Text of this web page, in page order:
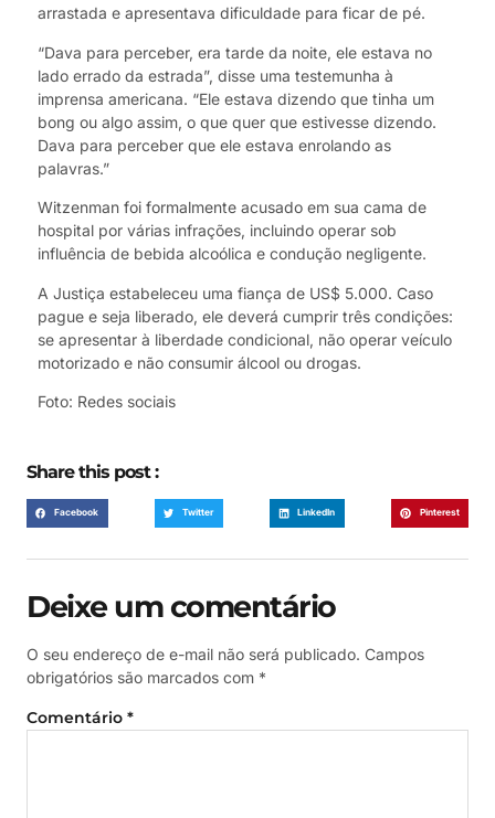
arrastada e apresentava dificuldade para ficar de pé.
“Dava para perceber, era tarde da noite, ele estava no
lado errado da estrada”, disse uma testemunha à
imprensa americana. “Ele estava dizendo que tinha um
bong ou algo assim, o que quer que estivesse dizendo.
Dava para perceber que ele estava enrolando as
palavras.”
Witzenman foi formalmente acusado em sua cama de
hospital por várias infrações, incluindo operar sob
influência de bebida alcoólica e condução negligente.
A Justiça estabeleceu uma fiança de US$ 5.000. Caso
pague e seja liberado, ele deverá cumprir três condições:
se apresentar à liberdade condicional, não operar veículo
motorizado e não consumir álcool ou drogas.
Foto: Redes sociais
Share this post :
Facebook Twitter LinkedIn Pinterest
Deixe um comentário
O seu endereço de e-mail não será publicado. Campos
obrigatórios são marcados com *
Comentário *